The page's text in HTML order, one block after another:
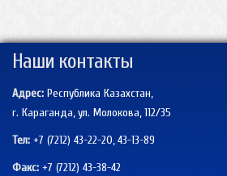
Наши контакты
Адрес: Республика Казахстан,
г. Караганда, ул. Молокова, 112/35
Тел: +7 (7212) 43-22-20, 43-13-89
Факс: +7 (7212) 43-38-42